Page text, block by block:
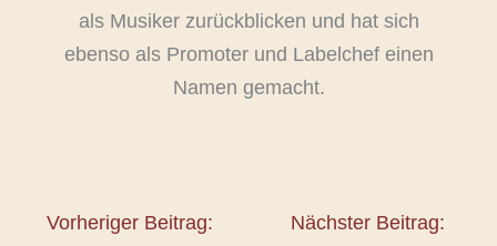
als Musiker zurückblicken und hat sich
ebenso als Promoter und Labelchef einen
Namen gemacht.
Vorheriger Beitrag:
Nächster Beitrag: